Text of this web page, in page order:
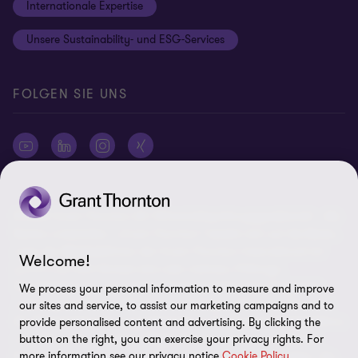
Login
Rechtliche Hinweise
Cookie-Einstellungen
Internationale Expertise
Unsere Sustainability- und ESG-Services
FOLGEN SIE UNS
© 2026 Grant Thornton AG Wirtschaftsprüfungsgesellschaft - Alle
unter der Mitgliedsfirmen der Grant Thornton International Ltd
(„GTIL“), je nach Kontext eine oder mehrere, Prüfungs-,
Steuerberatungs- und andere Beratungs-leistungen (insgesamt
„Leistungen“) für ihre Mandanten erbringen. Die Grant Thornton
AG Wirtschaftsprüfungsgesellschaft ist die deutsche Mitgliedsfirma
von GTIL. GTIL und deren Mitgliedsfirmen sind keine weltweite
Welcome!
We process your personal information to measure and improve
our sites and service, to assist our marketing campaigns and to
provide personalised content and advertising. By clicking the
button on the right, you can exercise your privacy rights. For